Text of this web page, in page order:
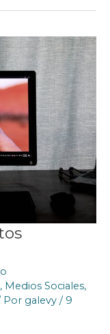
, Medios Sociales,
Por galevy / 9